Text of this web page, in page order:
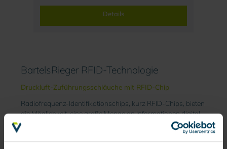
Details
BartelsRieger RFID-Technologie
Druckluft-Zuführungsschläuche mit RFID-Chip
Radiofrequenz-Identifikationschips, kurz RFID-Chips, bieten
die Möglichkeit, eine große Menge an Informationen digital
zu speichern und zum Abruf bereitzustellen. Dadurch stellen
Barcodesystemen mit erheblichem Potenzial für